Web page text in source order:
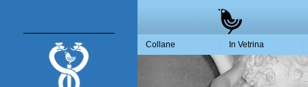
Collane In Vetrina